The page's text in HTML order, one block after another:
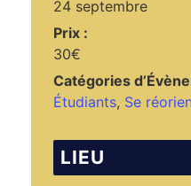
24 septembre
Prix :
30€
Catégories
Étudiants, Se
LIEU